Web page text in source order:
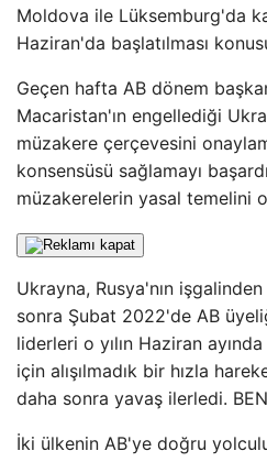
Moldova ile Lüksemburg'da
Haziran'da başlatılması
Geçen hafta AB dönem
Macaristan'ın engellediği
müzakere çerçevesini
konsensüsü sağlamayı
müzakerelerin yasal temelini
Ukrayna, Rusya'nın
sonra Şubat 2022'de AB
liderleri o yılın Haziran
için alışılmadık bir hızla
daha sonra yavaş ilerledi. BEN
İki ülkenin AB'ye doğru